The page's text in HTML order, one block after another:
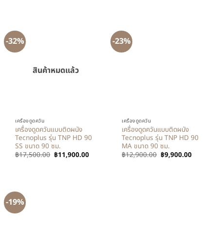
-32%
สินค้าหมดแล้ว
เครื่องดูดควัน
เครื่องดูดควันแบบติดผนัง
Tecnoplus รุ่น TNP HD 90
SS ขนาด 90 ซม.
฿17,500.00 ฿11,900.00
-23%
เครื่องดูดควัน
เครื่องดูดควันแบบติดผนัง
Tecnoplus รุ่น TNP HD 90
MA ขนาด 90 ซม.
฿12,900.00 ฿9,900.00
-19%